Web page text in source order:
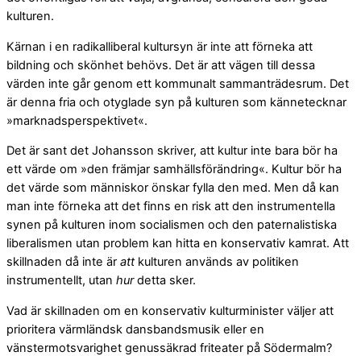
kulturen.
Kärnan i en radikalliberal kultursyn är inte att förneka att
bildning och skönhet behövs. Det är att vägen till dessa
värden inte går genom ett kommunalt sammanträdesrum. Det
är denna fria och otyglade syn på kulturen som kännetecknar
»marknadsperspektivet«.
Det är sant det Johansson skriver, att kultur inte bara bör ha
ett värde om »den främjar samhällsförändring«. Kultur bör ha
det värde som människor önskar fylla den med. Men då kan
man inte förneka att det finns en risk att den instrumentella
synen på kulturen inom socialismen och den paternalistiska
liberalismen utan problem kan hitta en konservativ kamrat. Att
skillnaden då inte är attkulturen används av politiken
instrumentellt, utan hurdetta sker.
Vad är skillnaden om en konservativ kulturminister väljer att
prioritera värmländsk dansbandsmusik eller en
vänstermotsvarighet genussäkrad friteater på Södermalm?